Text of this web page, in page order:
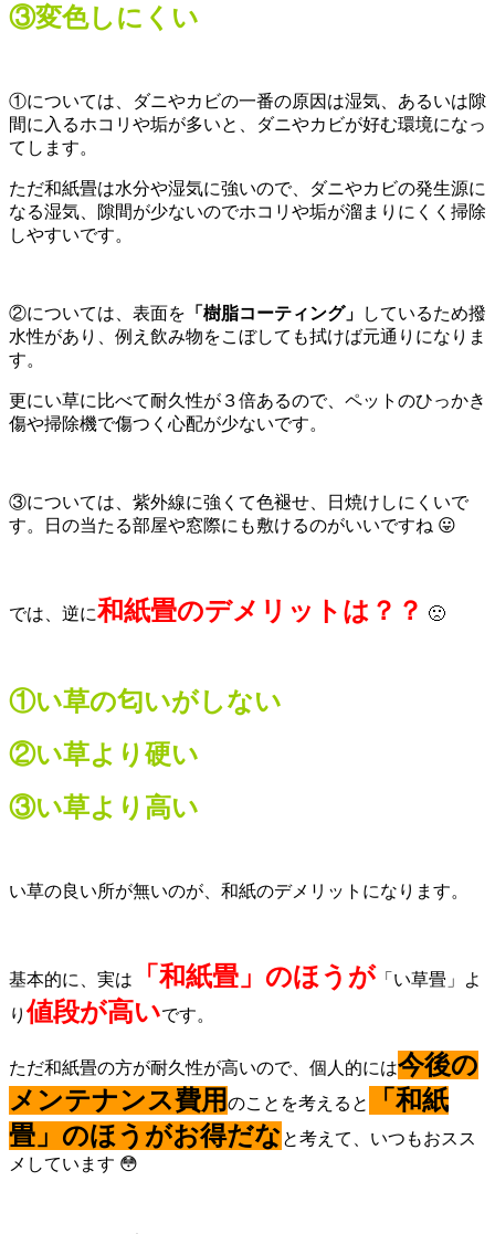
③変色しにくい
①については、ダニやカビの一番の原因は湿気、あるいは隙
間に入るホコリや垢が多いと、ダニやカビが好む環境になっ
てします。
ただ和紙畳は水分や湿気に強いので、ダニやカビの発生源に
なる湿気、隙間が少ないのでホコリや垢が溜まりにくく掃除
しやすいです。
②については、表面を 「樹脂コーティング」
しているため撥
水性があり、例え飲み物をこぼしても拭けば元通りになりま
す。
更にい草に比べて耐久性が３倍あるので、ペットのひっかき
傷や掃除機で傷つく心配が少ないです。
③については、紫外線に強くて色褪せ、日焼けしにくいで
す。日の当たる部屋や窓際にも敷けるのがいいですね 😛
では、逆に和紙畳のデメリットは？？ 🙁
①い草の匂いがしない
②い草より硬い
③い草より高い
い草の良い所が無いのが、和紙のデメリットになります。
基本的に、実は 「和紙畳」のほうが 「い草畳」よ
り値段が高いです。
ただ和紙畳の方が耐久性が高いので、個人的には今後の
メンテナンス費用 のことを考えると
「和紙
畳」のほうがお得だなと考えて、いつもおスス
メしています 😳